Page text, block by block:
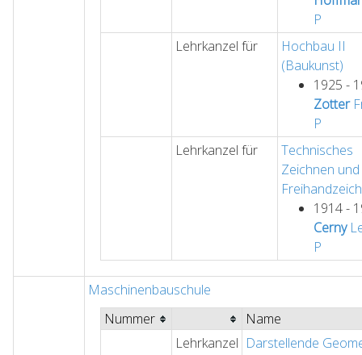
P
Lehrkanzel für
Hochbau II
(Baukunst)
1925 -
Zotter
P
Lehrkanzel für
Technisches
Zeichnen und
1914 -
Cerny
P
Maschinenbauschule
Nummer
Name
Lehrkanzel Darstellende